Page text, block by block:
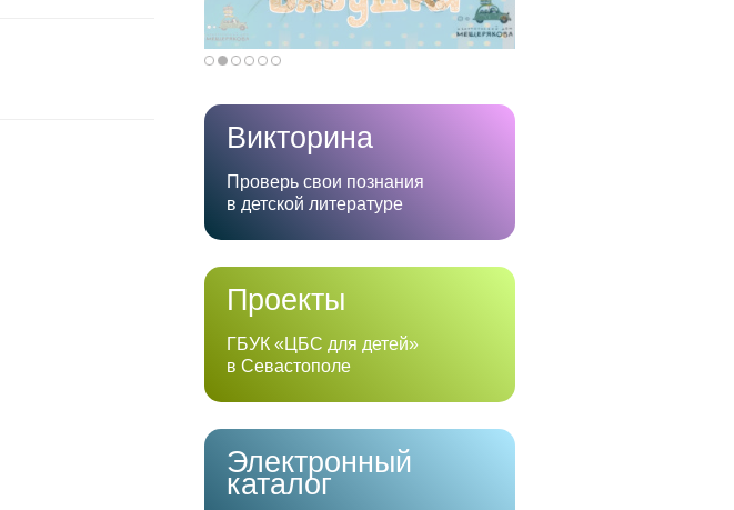
Викторина
Проверь свои познания
в детской литературе
Проекты
ГБУК «ЦБС для детей»
в Севастополе
Электронный
каталог